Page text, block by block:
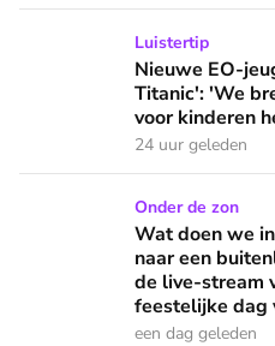
Nieuwe EO-jeugdpodcast
Luistertip
Nieuwe EO-
Titanic': 'We
voor kinderen
24 uur geleden
Wat doen we in de vakantie
Onder de zon
Wat doen we
naar een
de live-stream
feestelijke dag
een dag geleden